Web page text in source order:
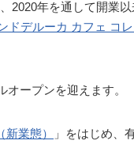
2020年を通して開業
ドデルーカ カフェ コ
ープンを迎えます。
業態） 」をはじめ、